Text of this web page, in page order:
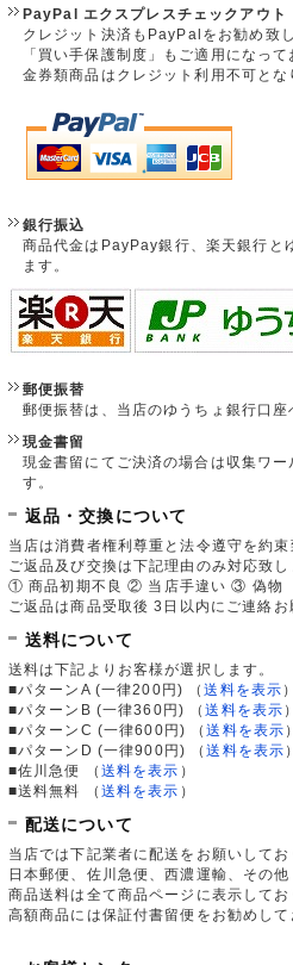
PayPal エクスプレスチェックアウト
クレジット決済もPayPalをお勧め致し
「買い手保護制度」もご適用になって
金券類商品はクレジット利用不可とな
銀行振込
商品代金はPayPay銀行、楽天銀行と
ます。
郵便振替
郵便振替は、当店のゆうちょ銀行口座
現金書留
現金書留にてご決済の場合は収集ワ
す。
返品・交換について
当店は消費者権利尊重と法令遵守を約束
ご返品及び交換は下記理由のみ対応致し
① 商品初期不良 ② 当店手違い ③ 偽物
ご返品は商品受取後 3日以内にご連絡お
送料について
送料は下記よりお客様が選択します。
■パターンA (一律200円)
（送料を表示 ）
■パターンB (一律360円)
（送料を表示 ）
■パターンC (一律600円)
（送料を表示 ）
■パターンD (一律900円)
（送料を表示 ）
■佐川急便
（ 送料を表示 ）
■送料無料
（ 送料を表示 ）
配送について
当店では下記業者に配送をお願いしてお
日本郵便、佐川急便、西濃運輸、その
商品送料は全て商品ページに表示してお
高額商品には保証付書留便をお勧めして